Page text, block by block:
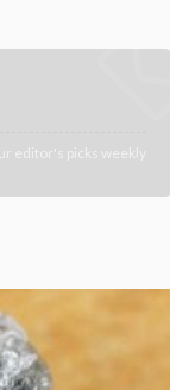
editor's picks weekly